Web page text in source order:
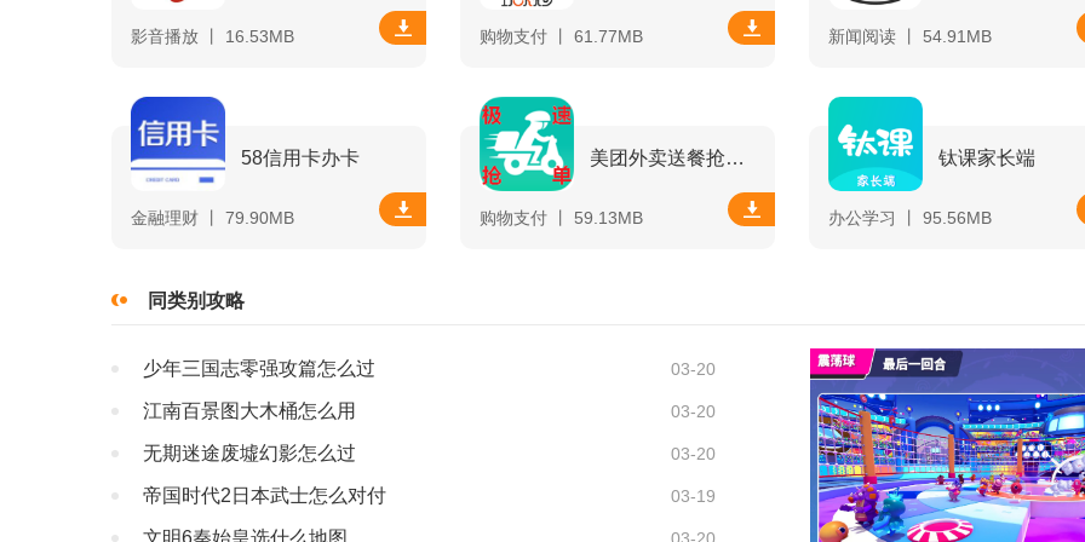
影音播放 丨 16.53MB 购物支付 丨 61.77MB 新闻阅读 丨 54.91MB
58信用卡办卡
金融理财 丨 79.90MB
美团外卖送餐抢单软件
购物支付 丨 59.13MB
钛课家长端
办公学习 丨 95.56MB
同类别攻略
少年三国志零强攻篇怎么过 03-20
江南百景图大木桶怎么用 03-20
无期迷途废墟幻影怎么过 03-20
帝国时代2日本武士怎么对付 03-19
文明6秦始皇选什么地图